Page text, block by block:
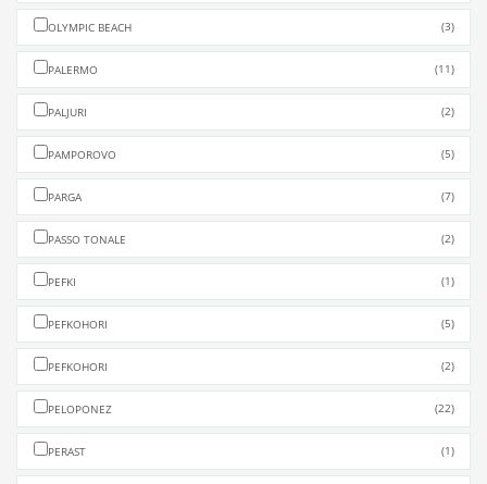
OLYMPIC BEACH (3)
PALERMO (11)
PALJURI (2)
PAMPOROVO (5)
PARGA (7)
PASSO TONALE (2)
PEFKI (1)
PEFKOHORI (5)
PEFKOHORI (2)
PELOPONEZ (22)
PERAST (1)